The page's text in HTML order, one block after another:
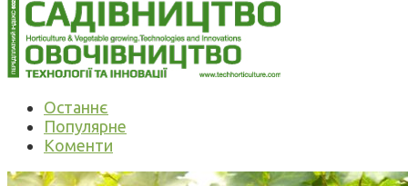
Останнє
Популярне
Коменти